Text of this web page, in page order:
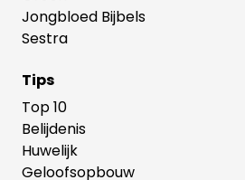
Jongbloed Bijbels
Sestra
Tips
Top 10
Belijdenis
Huwelijk
Geloofsopbouw